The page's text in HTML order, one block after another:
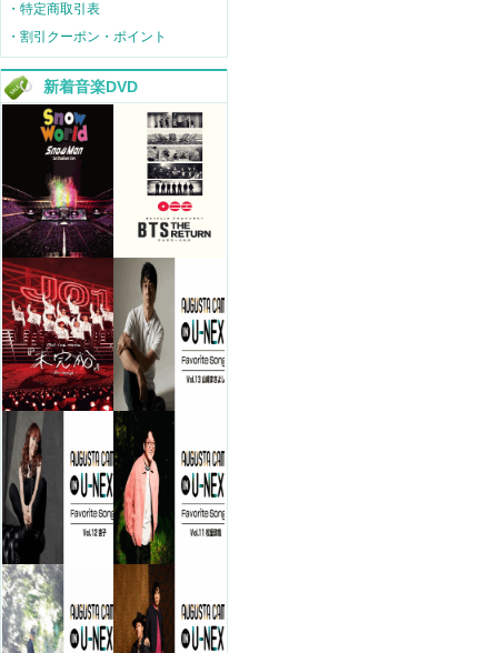
・特定商取引表
・割引クーポン・ポイント
新着音楽DVD